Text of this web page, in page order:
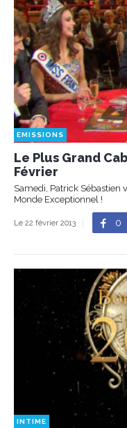
EMISSIONS
Le Plus Grand
Février
Samedi, Patrick Sébastien
Monde Exceptionnel !
Le 22 février 2013 0
INTIME